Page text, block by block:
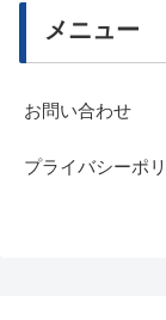
メニュー
お問い合わせ
プライバシーポ